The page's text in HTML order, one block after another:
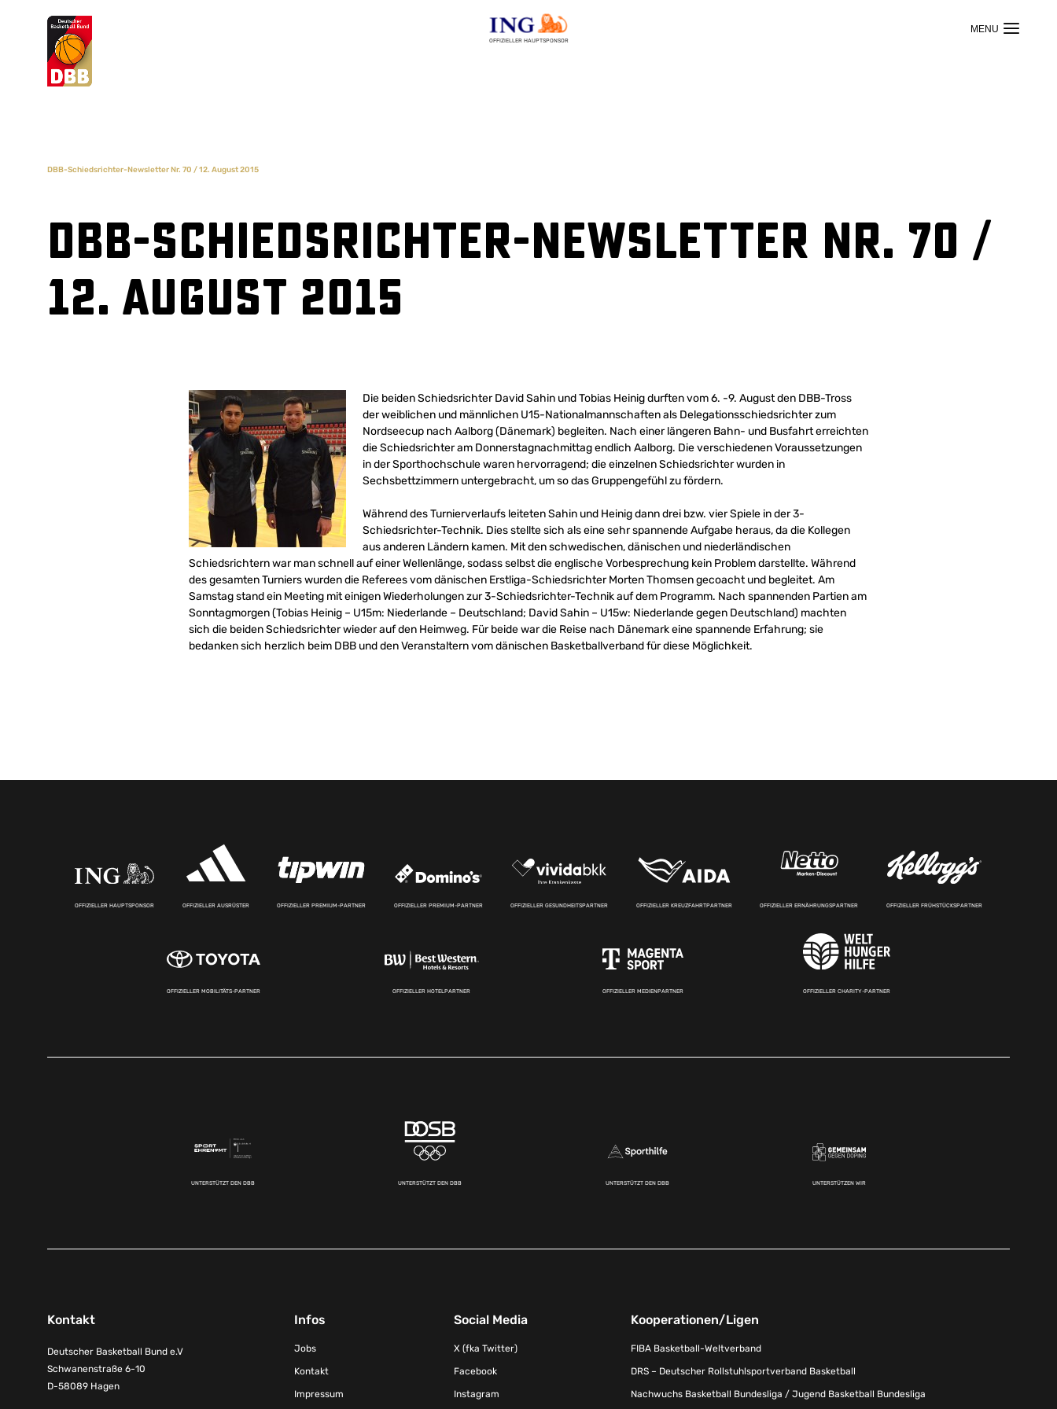
OFFIZIELLER HAUPTSPONSOR
Suchvorschläge
DBB-Schiedsrichter-Newsletter Nr. 70 / 12. August 2015
DBB-Schiedsrichter-Newsletter Nr. 70 /
12. August 2015
Die beiden Schiedsrichter David Sahin und Tobias Heinig durften vom 6. -9. August den DBB-Tross
der weiblichen und männlichen U15-Nationalmannschaften als Delegationsschiedsrichter zum
Nordseecup nach Aalborg (Dänemark) begleiten. Nach einer längeren Bahn- und Busfahrt erreichten
die Schiedsrichter am Donnerstagnachmittag endlich Aalborg. Die verschiedenen Voraussetzungen
in der Sporthochschule waren hervorragend; die einzelnen Schiedsrichter wurden in
Sechsbettzimmern untergebracht, um so das Gruppengefühl zu fördern.
Während des Turnierverlaufs leiteten Sahin und Heinig dann drei bzw. vier Spiele in der 3-
Schiedsrichter-Technik. Dies stellte sich als eine sehr spannende Aufgabe heraus, da die Kollegen
aus anderen Ländern kamen. Mit den schwedischen, dänischen und niederländischen
Schiedsrichtern war man schnell auf einer Wellenlänge, sodass selbst die englische Vorbesprechung kein Problem darstellte. Während
des gesamten Turniers wurden die Referees vom dänischen Erstliga-Schiedsrichter Morten Thomsen gecoacht und begleitet. Am
Samstag stand ein Meeting mit einigen Wiederholungen zur 3-Schiedsrichter-Technik auf dem Programm. Nach spannenden Partien am
Sonntagmorgen (Tobias Heinig – U15m: Niederlande – Deutschland; David Sahin – U15w: Niederlande gegen Deutschland) machten
sich die beiden Schiedsrichter wieder auf den Heimweg. Für beide war die Reise nach Dänemark eine spannende Erfahrung; sie
bedanken sich herzlich beim DBB und den Veranstaltern vom dänischen Basketballverband für diese Möglichkeit.
OFFIZIELLER HAUPTSPONSOR OFFIZIELLER AUSRÜSTER OFFIZIELLER PREMIUM-PARTNER OFFIZIELLER PREMIUM-PARTNER OFFIZIELLER GESUNDHEITSPARTNER OFFIZIELLER KREUZFAHRTPARTNER OFFIZIELLER ERNÄHRUNGSPARTNER OFFIZIELLER FRÜHSTÜCKSPARTNER
OFFIZIELLER MOBILITÄTS-PARTNER OFFIZIELLER HOTELPARTNER OFFIZIELLER MEDIENPARTNER OFFIZIELLER CHARITY-PARTNER
UNTERSTÜTZT DEN DBB UNTERSTÜTZT DEN DBB UNTERSTÜTZT DEN DBB UNTERSTÜTZEN WIR
Kontakt
Deutscher Basketball Bund e.V
Schwanenstraße 6-10
D-58089 Hagen
Infos
Jobs
Kontakt
Impressum
Social Media
X (fka Twitter)
Facebook
Instagram
Kooperationen/Ligen
FIBA Basketball-Weltverband
DRS – Deutscher Rollstuhlsportverband Basketball
Nachwuchs Basketball Bundesliga / Jugend Basketball Bundesliga